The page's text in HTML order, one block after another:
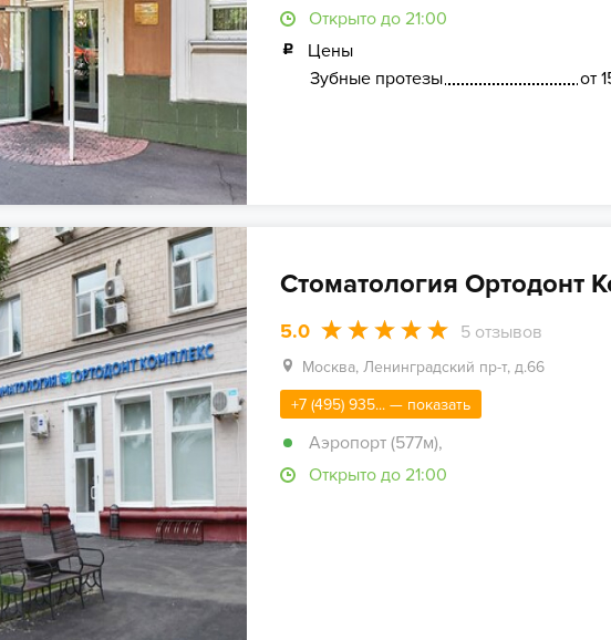
Открыто до 21:00
Цены
Зубные протезы
от
Стоматология Ортодонт
5.0 5отзывов
Москва, Ленинградский пр-т, д.66
+7 (495) 935... — показать
Аэропорт (577м),
Открыто до 21:00